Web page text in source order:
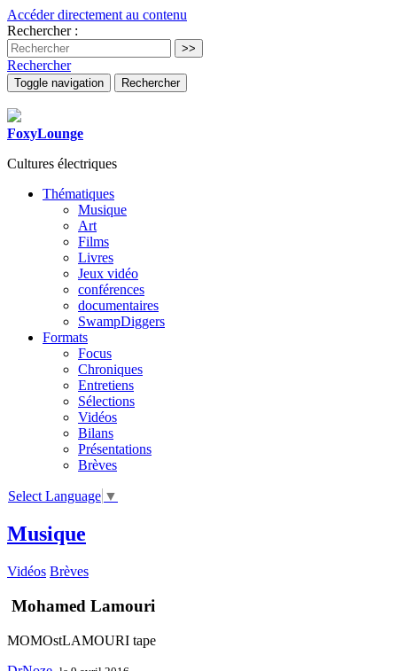
Accéder directement au contenu
Rechercher :
Rechercher
Toggle navigation Rechercher
FoxyLounge
Cultures électriques
Thématiques
Musique
Art
Films
Livres
Jeux vidéo
conférences
documentaires
SwampDiggers
Formats
Focus
Chroniques
Entretiens
Sélections
Vidéos
Bilans
Présentations
Brèves
Select Language ▼
Musique
Vidéos Brèves
Mohamed Lamouri
MOMOstLAMOURI tape